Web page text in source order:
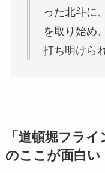
った北斗に
を取り始め
打ち明けら
「道頓堀フラ
のここが面白い